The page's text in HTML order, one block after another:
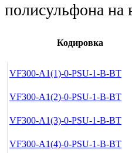
полисульфона на
Кодировка
VF300-A1(1)-0-PSU-1-B-BT
VF300-A1(2)-0-PSU-1-B-BT
VF300-A1(3)-0-PSU-1-B-BT
VF300-A1(4)-0-PSU-1-B-BT